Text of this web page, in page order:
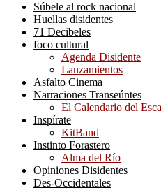
Súbele al rock nacional
Huellas disidentes
71 Decibeles
foco cultural
Agenda Disidente
Lanzamientos
Asfalto Cinema
Narraciones Transeúntes
El Calendario del
Inspírate
KitBand
Instinto Forastero
Alma del Río
Opiniones Disidentes
Des-Occidentales